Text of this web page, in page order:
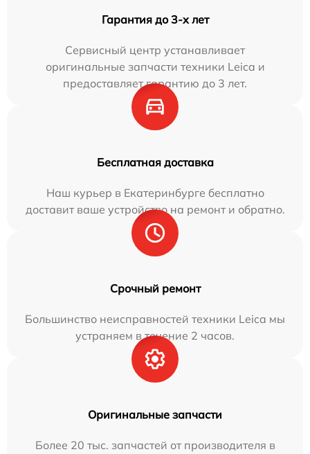
Гарантия до 3-х лет
Сервисный центр устанавливает
оригинальные запчасти техники Leica и
предоставляет гарантию до 3 лет.
Бесплатная доставка
Наш курьер в Екатеринбурге бесплатно
доставит ваше устройство на ремонт и обратно.
Срочный ремонт
Большинство неисправностей техники Leica мы
устраняем в течение 2 часов.
Оригинальные запчасти
Более 20 тыс. запчастей от производителя в